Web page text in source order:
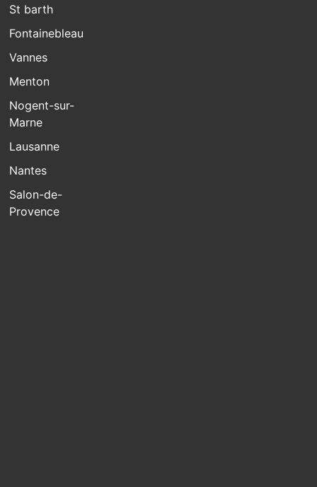
St barth
Fontainebleau
Vannes
Menton
Nogent-sur-
Marne
Lausanne
Nantes
Salon-de-
Provence